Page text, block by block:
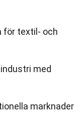
för textil- och
med
marknader